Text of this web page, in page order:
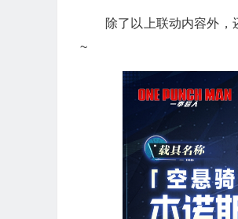
除了以上联动内容外
~